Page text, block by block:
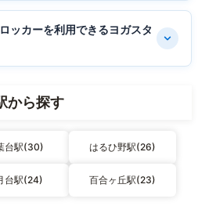
ッカーを利用できるヨガスタ
から探す
台駅(30) はるひ野駅(26)
台駅(24) 百合ヶ丘駅(23)